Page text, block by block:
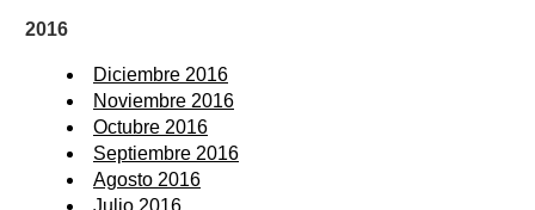
2016
Diciembre 2016
Noviembre 2016
Octubre 2016
Septiembre 2016
Agosto 2016
Julio 2016